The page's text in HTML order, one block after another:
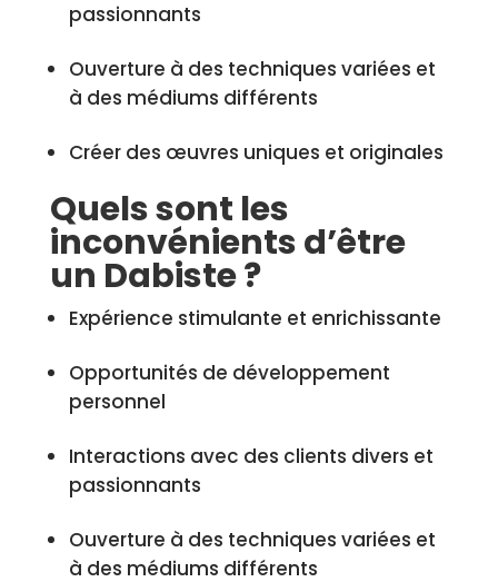
passionnants
Ouverture à des techniques variées et
à des médiums différents
Créer des œuvres uniques et originales
Quels sont les
inconvénients d’être
un Dabiste ?
Expérience stimulante et enrichissante
Opportunités de développement
personnel
Interactions avec des clients divers et
passionnants
Ouverture à des techniques variées et
à des médiums différents